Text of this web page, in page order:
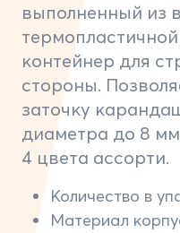
выполненный из
контейнер для
стороны.
заточку
диаметра до 8
4 цвета ассорти.
Количество в
Материал